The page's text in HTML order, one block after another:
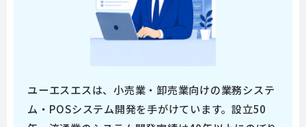
ユーエスエスは、小売業・卸売業向けの業務システ
ム・POSシステム開発を手がけています。設立50